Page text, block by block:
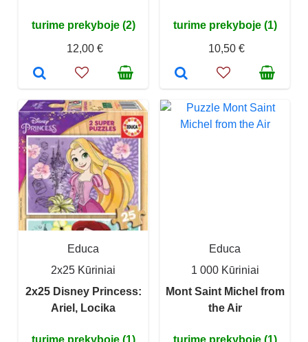
turime prekyboje (2)
12,00 €
turime prekyboje (1)
10,50 €
Educa
2x25 Kūriniai
2x25 Disney Princess:
Ariel, Locika
turime prekyboje (1)
Educa
1 000 Kūriniai
Mont Saint Michel from
the Air
turime prekyboje (1)